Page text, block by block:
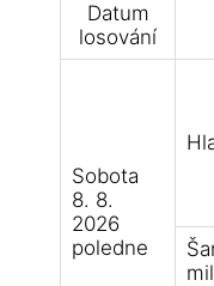
Datum
losování
Sobota
8. 8.
2026
poledne